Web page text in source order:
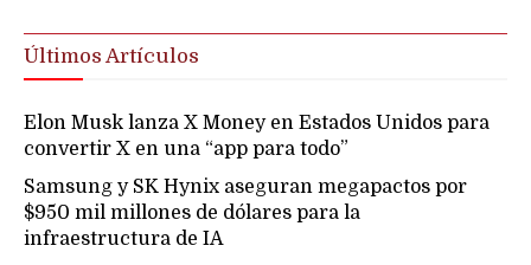
Últimos Artículos
Elon Musk lanza X Money en Estados Unidos para
convertir X en una “app para todo”
Samsung y SK Hynix aseguran megapactos por
$950 mil millones de dólares para la
infraestructura de IA